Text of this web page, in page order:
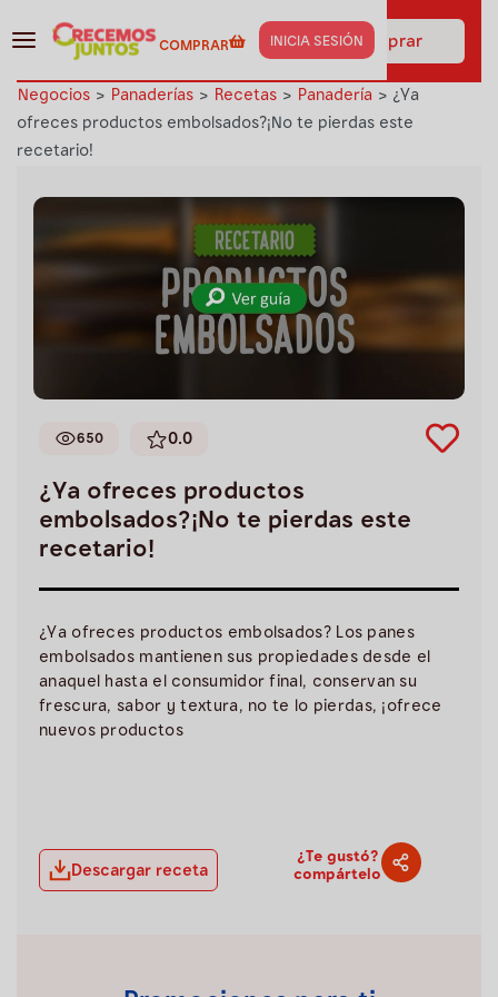
COMPRAR INICIA SESIÓN
¡Haz clic aquí y obtén los
insumos de esta receta al
instante!
Ir a comprar
Negocios > Panaderías > Recetas > Panadería > ¿Ya
ofreces productos embolsados?¡No te pierdas este
recetario!
650 0.0
¿Ya ofreces productos
embolsados?¡No te pierdas este
recetario!
¿Ya ofreces productos embolsados? Los panes
embolsados mantienen sus propiedades desde el
anaquel hasta el consumidor final, conservan su
frescura, sabor y textura, no te lo pierdas, ¡ofrece
nuevos productos
Descargar receta
¿Te gustó?
compártelo